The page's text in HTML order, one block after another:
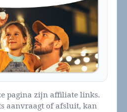
pagina zijn affiliate links.
aanvraagt of afsluit, kan